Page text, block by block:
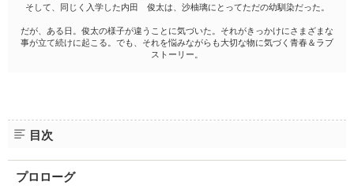
そして、同じく入学した内田 俊太は、沙柚璃にとってただの幼馴染だった。
だが、ある日。俊太の様子が違うことに気づいた。それがきっかけにさまざまな
事が立て続けに起こる。でも、それを悩みながらも大切な物に気づく青春＆ラブ
ストーリー。
目次
プロローグ